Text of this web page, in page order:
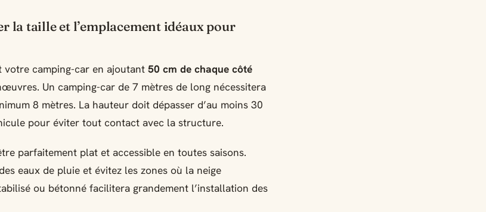
la taille et l’emplacement idéaux pour
votre camping-car en ajoutant 50 cm de chaque côté
Un camping-car de 7 mètres de long nécessitera
8 mètres. La hauteur doit dépasser d’au moins 30
pour éviter tout contact avec la structure.
parfaitement plat et accessible en toutes saisons.
eaux de pluie et évitez les zones où la neige
ou bétonné facilitera grandement l’installation des